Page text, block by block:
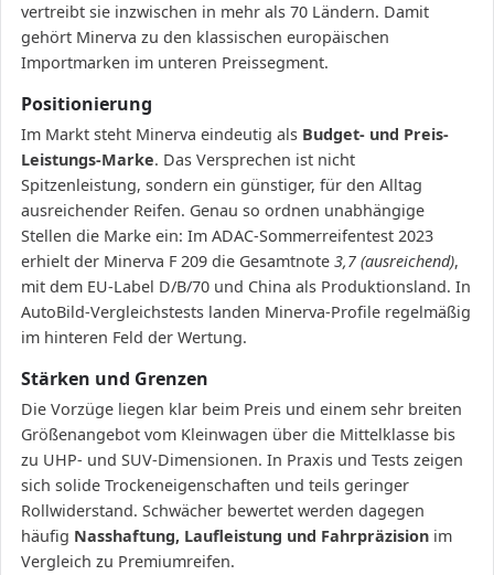
vertreibt sie inzwischen in mehr als 70 Ländern. Damit
gehört Minerva zu den klassischen europäischen
Importmarken im unteren Preissegment.
Positionierung
Im Markt steht Minerva eindeutig als Budget- und Preis-
Leistungs-Marke. Das Versprechen ist nicht
Spitzenleistung, sondern ein günstiger, für den Alltag
ausreichender Reifen. Genau so ordnen unabhängige
Stellen die Marke ein: Im ADAC-Sommerreifentest 2023
erhielt der Minerva F 209 die Gesamtnote 3,7 (ausreichend),
mit dem EU-Label D/B/70 und China als Produktionsland. In
AutoBild-Vergleichstests landen Minerva-Profile regelmäßig
im hinteren Feld der Wertung.
Stärken und Grenzen
Die Vorzüge liegen klar beim Preis und einem sehr breiten
Größenangebot vom Kleinwagen über die Mittelklasse bis
zu UHP- und SUV-Dimensionen. In Praxis und Tests zeigen
sich solide Trockeneigenschaften und teils geringer
Rollwiderstand. Schwächer bewertet werden dagegen
häufig Nasshaftung, Laufleistung und Fahrpräzision im
Vergleich zu Premiumreifen.